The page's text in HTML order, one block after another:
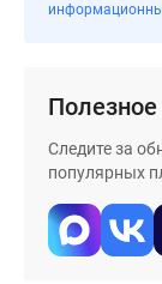
Новостройки
Новостройки
класса
Рассрочка
Траншевая
ипотека
Полезное
Следите за
популярных